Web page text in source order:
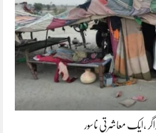
،ایک معاشرتی ناسور